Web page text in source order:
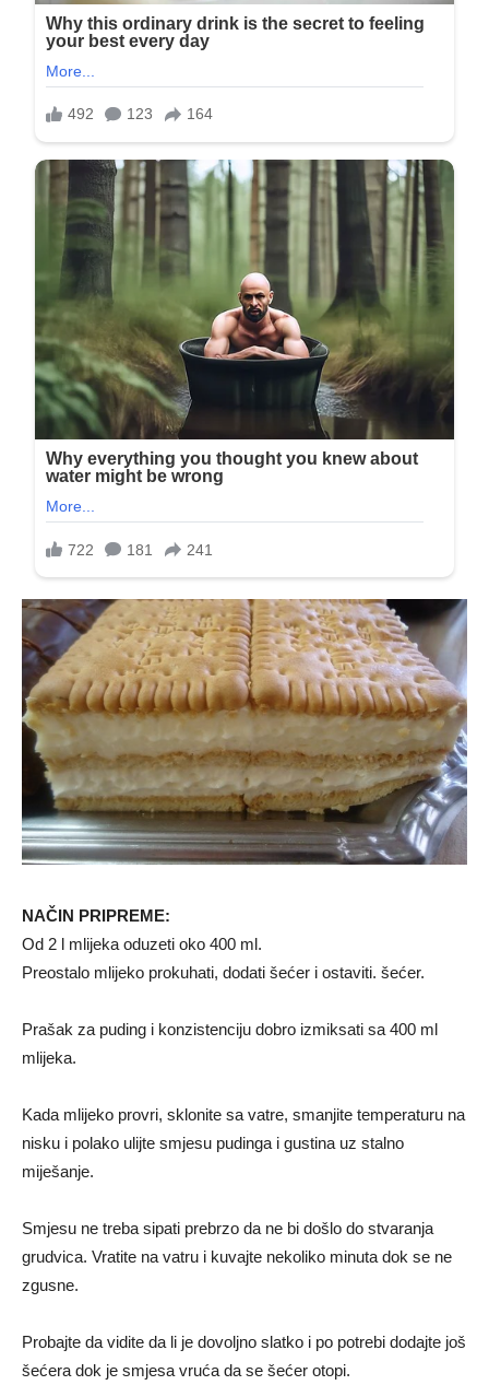
NAČIN PRIPREME:
Od 2 l mlijeka oduzeti oko 400 ml.
Preostalo mlijeko prokuhati, dodati šećer i ostaviti. šećer.
Prašak za puding i konzistenciju dobro izmiksati sa 400 ml
mlijeka.
Kada mlijeko provri, sklonite sa vatre, smanjite temperaturu na
nisku i polako ulijte smjesu pudinga i gustina uz stalno
miješanje.
Smjesu ne treba sipati prebrzo da ne bi došlo do stvaranja
grudvica. Vratite na vatru i kuvajte nekoliko minuta dok se ne
zgusne.
Probajte da vidite da li je dovoljno slatko i po potrebi dodajte još
šećera dok je smjesa vruća da se šećer otopi.